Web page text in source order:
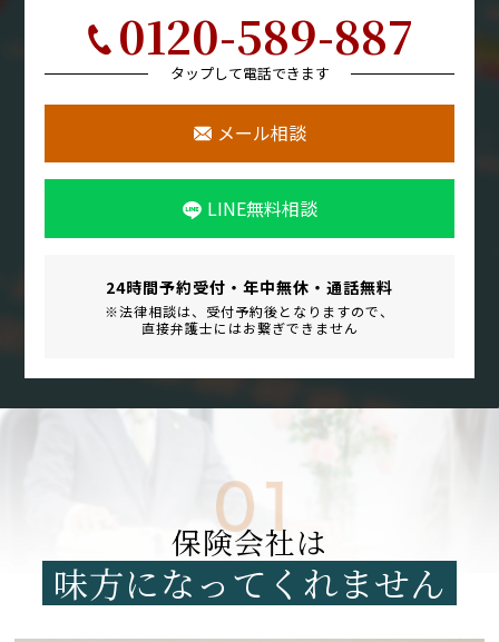
0120-589-887
タップして電話できます
メール相談
LINE無料相談
24時間予約受付・年中無休・ 通話無料
※法律相談は、 受付予約後となりますので、
直接弁護士にはお繋ぎできません
保険会社は
味方になってくれません